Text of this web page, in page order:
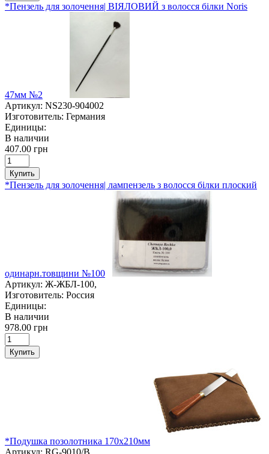
*Пензель для золочення| ВІЯЛОВИЙ з волосся білки Noris
47мм №2
Артикул: NS230-904002
Изготовитель: Германия
Единицы:
В наличии
407.00 грн
Купить
*Пензель для золочення| лампензель з волосся білки плоский
одинарн.товщини №100
Артикул: Ж-ЖБЛ-100,
Изготовитель: Россия
Единицы:
В наличии
978.00 грн
Купить
*Подушка позолотника 170х210мм
Артикул: RG-9010/B